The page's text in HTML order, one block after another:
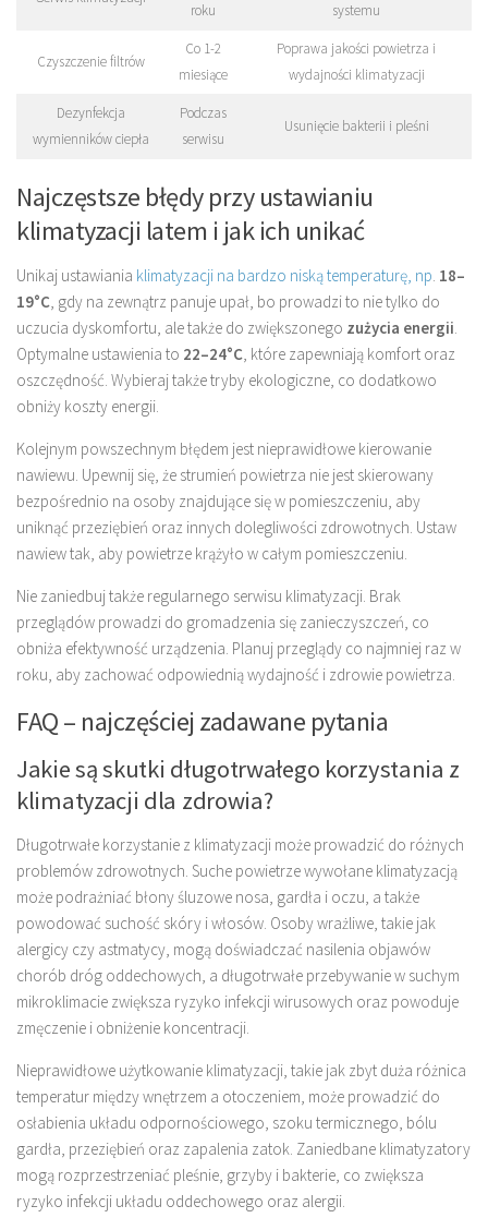
roku systemu
Czyszczenie filtrów
Co 1-2
miesiące
Poprawa jakości powietrza i
wydajności klimatyzacji
Dezynfekcja
wymienników ciepła
Podczas
serwisu
Usunięcie bakterii i pleśni
Najczęstsze błędy przy ustawianiu
klimatyzacji latem i jak ich unikać
Unikaj ustawiania klimatyzacji na bardzo niską temperaturę, np. 18–
19°C, gdy na zewnątrz panuje upał, bo prowadzi to nie tylko do
uczucia dyskomfortu, ale także do zwiększonego zużycia energii.
Optymalne ustawienia to 22–24°C, które zapewniają komfort oraz
oszczędność. Wybieraj także tryby ekologiczne, co dodatkowo
obniży koszty energii.
Kolejnym powszechnym błędem jest nieprawidłowe kierowanie
nawiewu. Upewnij się, że strumień powietrza nie jest skierowany
bezpośrednio na osoby znajdujące się w pomieszczeniu, aby
uniknąć przeziębień oraz innych dolegliwości zdrowotnych. Ustaw
nawiew tak, aby powietrze krążyło w całym pomieszczeniu.
Nie zaniedbuj także regularnego serwisu klimatyzacji. Brak
przeglądów prowadzi do gromadzenia się zanieczyszczeń, co
obniża efektywność urządzenia. Planuj przeglądy co najmniej raz w
roku, aby zachować odpowiednią wydajność i zdrowie powietrza.
FAQ – najczęściej zadawane pytania
Jakie są skutki długotrwałego korzystania z
klimatyzacji dla zdrowia?
Długotrwałe korzystanie z klimatyzacji może prowadzić do różnych
problemów zdrowotnych. Suche powietrze wywołane klimatyzacją
może podrażniać błony śluzowe nosa, gardła i oczu, a także
powodować suchość skóry i włosów. Osoby wrażliwe, takie jak
alergicy czy astmatycy, mogą doświadczać nasilenia objawów
chorób dróg oddechowych, a długotrwałe przebywanie w suchym
mikroklimacie zwiększa ryzyko infekcji wirusowych oraz powoduje
zmęczenie i obniżenie koncentracji.
Nieprawidłowe użytkowanie klimatyzacji, takie jak zbyt duża różnica
temperatur między wnętrzem a otoczeniem, może prowadzić do
osłabienia układu odpornościowego, szoku termicznego, bólu
gardła, przeziębień oraz zapalenia zatok. Zaniedbane klimatyzatory
mogą rozprzestrzeniać pleśnie, grzyby i bakterie, co zwiększa
ryzyko infekcji układu oddechowego oraz alergii.